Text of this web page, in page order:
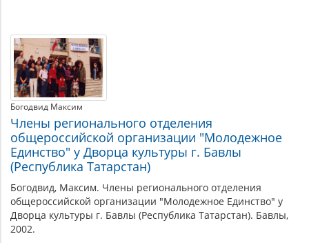
Богодвид Максим
Члены регионального отделения
общероссийской организации "Молодежное
Единство" у Дворца культуры г. Бавлы
(Республика Татарстан)
Богодвид, Максим. Члены регионального отделения
общероссийской организации "Молодежное Единство" у
Дворца культуры г. Бавлы (Республика Татарстан). Бавлы,
2002.